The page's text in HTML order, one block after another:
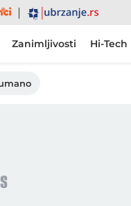
Ubrzanje
Zanimljivosti Hi-Tech